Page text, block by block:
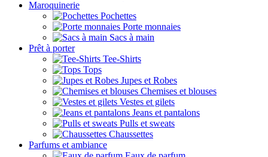
Maroquinerie
Pochettes
Porte monnaies
Sacs à main
Prêt à porter
Tee-Shirts
Tops
Jupes et Robes
Chemises et blouses
Vestes et gilets
Jeans et pantalons
Pulls et sweats
Chaussettes
Parfums et ambiance